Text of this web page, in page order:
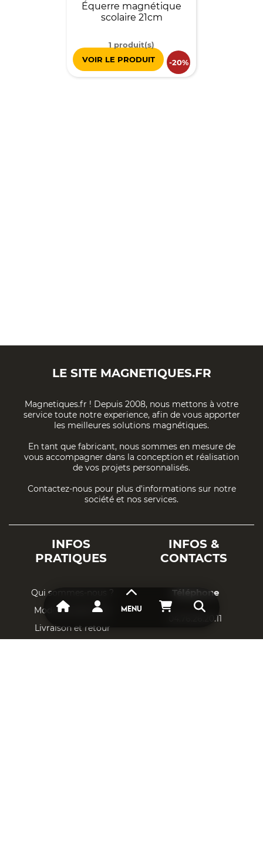
MENU
Équerre magnétique
scolaire 21cm
1 produit(s)
VOIR LE PRODUIT
-20%
LE SITE MAGNETIQUES.FR
Magnetiques.fr ! Depuis 2008, nous mettons à votre
service toute notre experience, afin de vous apporter
les meilleures solutions magnétiques.
En tant que fabricant, nous sommes en mesure de
vous accompagner dans la conception et réalisation
de vos projets personnalisés.
Contactez-nous pour plus d'informations sur notre
société et nos services.
INFOS
PRATIQUES
Qui sommes-nous ?
Mode de paiement
Livraison et retour
INFOS &
CONTACTS
Téléphone
04.76.26.20.11